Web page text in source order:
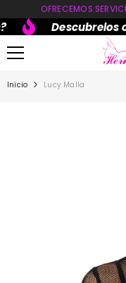
SALTAR AL CONTENIDO
OFRECEMOS
Descubrelos
Inicio Lucy Malla